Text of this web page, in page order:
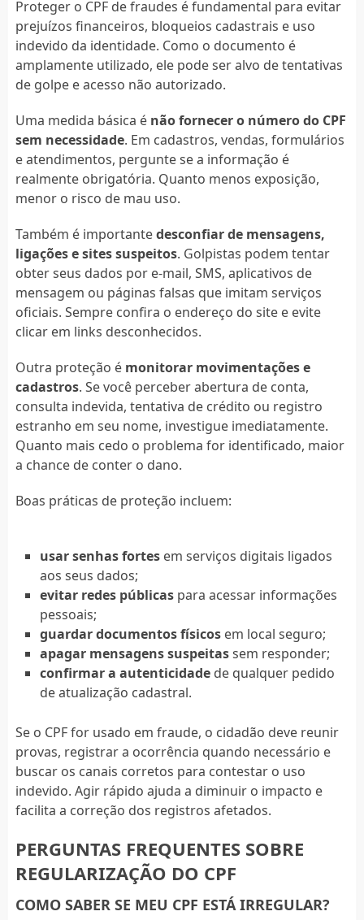
Proteger o CPF de fraudes é fundamental para evitar
prejuízos financeiros, bloqueios cadastrais e uso
indevido da identidade. Como o documento é
amplamente utilizado, ele pode ser alvo de tentativas
de golpe e acesso não autorizado.
Uma medida básica é não fornecer o número do CPF
sem necessidade. Em cadastros, vendas, formulários
e atendimentos, pergunte se a informação é
realmente obrigatória. Quanto menos exposição,
menor o risco de mau uso.
Também é importantedesconfiar de mensagens,
ligações e sites suspeitos. Golpistas podem tentar
obter seus dados por e-mail, SMS, aplicativos de
mensagem ou páginas falsas que imitam serviços
oficiais. Sempre confira o endereço do site e evite
clicar em links desconhecidos.
Outra proteção é monitorar movimentações e
cadastros. Se você perceber abertura de conta,
consulta indevida, tentativa de crédito ou registro
estranho em seu nome, investigue imediatamente.
Quanto mais cedo o problema for identificado, maior
a chance de conter o dano.
Boas práticas de proteção incluem:
usar senhas fortesem serviços digitais ligados
aos seus dados;
evitar redes públicaspara acessar informações
pessoais;
guardar documentos físicosem local seguro;
apagar mensagens suspeitassem responder;
confirmar a autenticidadede qualquer pedido
de atualização cadastral.
Se o CPF for usado em fraude, o cidadão deve reunir
provas, registrar a ocorrência quando necessário e
buscar os canais corretos para contestar o uso
indevido. Agir rápido ajuda a diminuir o impacto e
facilita a correção dos registros afetados.
PERGUNTAS FREQUENTES SOBRE
REGULARIZAÇÃO DO CPF
COMO SABER SE MEU CPF ESTÁ IRREGULAR?